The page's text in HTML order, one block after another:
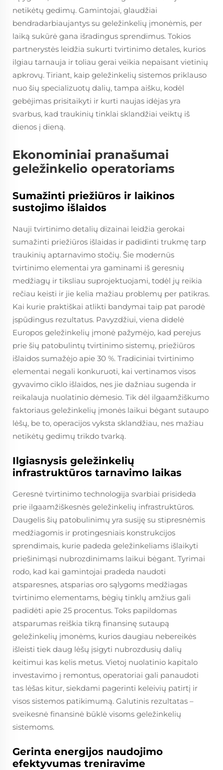
netikėtų gedimų. Gamintojai, glaudžiai
bendradarbiaujantys su geležinkelių įmonėmis, per
laiką sukūrė gana išradingus sprendimus. Tokios
partnerystės leidžia sukurti tvirtinimo detales, kurios
ilgiau tarnauja ir toliau gerai veikia nepaisant vietinių
apkrovų. Tiriant, kaip geležinkelių sistemos priklauso
nuo šių specializuotų dalių, tampa aišku, kodėl
gebėjimas prisitaikyti ir kurti naujas idėjas yra
svarbus, kad traukinių tinklai sklandžiai veiktų iš
dienos į dieną.
Ekonominiai pranašumai
geležinkelio operatoriams
Sumažinti priežiūros ir laikinos
sustojimo išlaidos
Nauji tvirtinimo detalių dizainai leidžia gerokai
sumažinti priežiūros išlaidas ir padidinti trukmę tarp
traukinių aptarnavimo stočių. Šie modernūs
tvirtinimo elementai yra gaminami iš geresnių
medžiagų ir tiksliau suprojektuojami, todėl jų reikia
rečiau keisti ir jie kelia mažiau problemų per patikras.
Kai kurie praktiškai atlikti bandymai taip pat parodė
įspūdingus rezultatus. Pavyzdžiui, viena didelė
Europos geležinkelių įmonė pažymėjo, kad perejus
prie šių patobulintų tvirtinimo sistemų, priežiūros
išlaidos sumažėjo apie 30 %. Tradiciniai tvirtinimo
elementai negali konkuruoti, kai vertinamos visos
gyvavimo ciklo išlaidos, nes jie dažniau sugenda ir
reikalauja nuolatinio dėmesio. Tik dėl ilgaamžiškumo
faktoriaus geležinkelių įmonės laikui bėgant sutaupo
lėšų, be to, operacijos vyksta sklandžiau, nes mažiau
netikėtų gedimų trikdo tvarką.
Ilgiasnysis geležinkelių
infrastruktūros tarnavimo laikas
Geresnė tvirtinimo technologija svarbiai prisideda
prie ilgaamžiškesnės geležinkelių infrastruktūros.
Daugelis šių patobulinimų yra susiję su stipresnėmis
medžiagomis ir protingesniais konstrukcijos
sprendimais, kurie padeda geležinkeliams išlaikyti
priešinimąsi nubrozdinimams laikui bėgant. Tyrimai
rodo, kad kai gamintojai pradeda naudoti
atsparesnes, atsparias oro sąlygoms medžiagas
tvirtinimo elementams, bėgių tinklų amžius gali
padidėti apie 25 procentus. Toks papildomas
atsparumas reiškia tikrą finansinę sutaupą
geležinkelių įmonėms, kurios daugiau nebereikės
išleisti tiek daug lėšų įsigyti nubrozdusių dalių
keitimui kas kelis metus. Vietoj nuolatinio kapitalo
investavimo į remontus, operatoriai gali panaudoti
tas lėšas kitur, siekdami pagerinti keleivių patirtį ir
visos sistemos patikimumą. Galutinis rezultatas –
sveikesnė finansinė būklė visoms geležinkelių
sistemoms.
Gerinta energijos naudojimo
efektyvumas treniravime